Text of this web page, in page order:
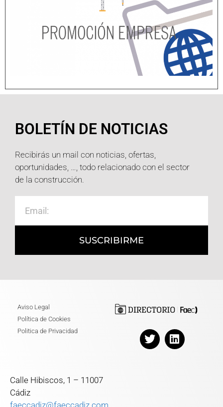
BOLETÍN DE NOTICIAS
Recibirás un mail con noticias, ofertas,
oportunidades, …, todo relacionado con el sector
de la construcción.
SUSCRIBIRME
Aviso Legal
Política de Cookies
Politica de Privacidad
Calle Hibiscos, 1 – 11007
Cádiz